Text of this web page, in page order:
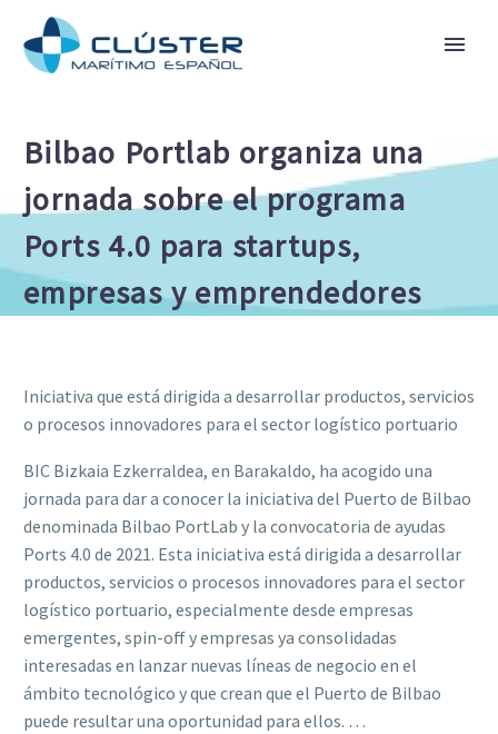
Bilbao Portlab organiza una
jornada sobre el programa
Ports 4.0 para startups,
empresas y emprendedores
Iniciativa que está dirigida a desarrollar productos, servicios
o procesos innovadores para el sector logístico portuario
BIC Bizkaia Ezkerraldea, en Barakaldo, ha acogido una
jornada para dar a conocer la iniciativa del Puerto de Bilbao
denominada Bilbao PortLab y la convocatoria de ayudas
Ports 4.0 de 2021. Esta iniciativa está dirigida a desarrollar
productos, servicios o procesos innovadores para el sector
logístico portuario, especialmente desde empresas
emergentes, spin-off y empresas ya consolidadas
interesadas en lanzar nuevas líneas de negocio en el
ámbito tecnológico y que crean que el Puerto de Bilbao
puede resultar una oportunidad para ellos. …